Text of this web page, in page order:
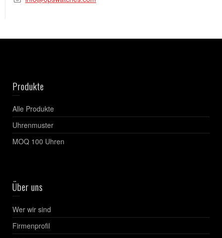
Produkte
Alle Produkte
Uhrenmuster
MOQ 100 Uhren
Über uns
Wer wir sind
Firmenprofil